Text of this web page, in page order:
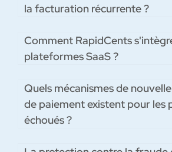
la facturation récurrente ?
Comment RapidCents
plateformes SaaS ?
Quels mécanismes de
de paiement existent pour les
échoués ?